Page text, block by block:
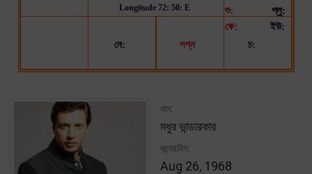
নাম:
মধুর ভান্ডারকার
জন্মেরদিন:
Aug 26, 1968